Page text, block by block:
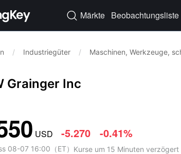
 Märkte Beobachtungsliste
/ Industriegüter / Maschinen, Werkzeuge,
Grainger Inc
USD -5.270 -0.41%
08-07 16:00 （ET） Kurse um 15 Minuten verzögert